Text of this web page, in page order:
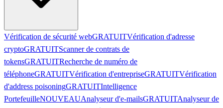
Vérification de sécurité webGRATUITVérification d'adresse
cryptoGRATUITScanner de contrats de
tokensGRATUITRecherche de numéro de
téléphoneGRATUITVérification d'entrepriseGRATUITVérification
d'address poisoningGRATUITIntelligence
PortefeuilleNOUVEAUAnalyseur d'e-mailsGRATUITAnalyseur de